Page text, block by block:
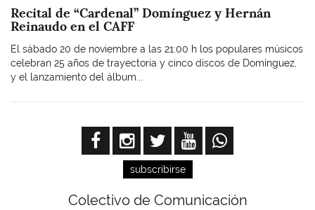
Recital de “Cardenal” Domínguez y Hernán
Reinaudo en el CAFF
El sábado 20 de noviembre a las 21:00 h los populares músicos
celebran 25 años de trayectoria y cinco discos de Domínguez,
y el lanzamiento del álbum...
subscribirse
Colectivo de Comunicación